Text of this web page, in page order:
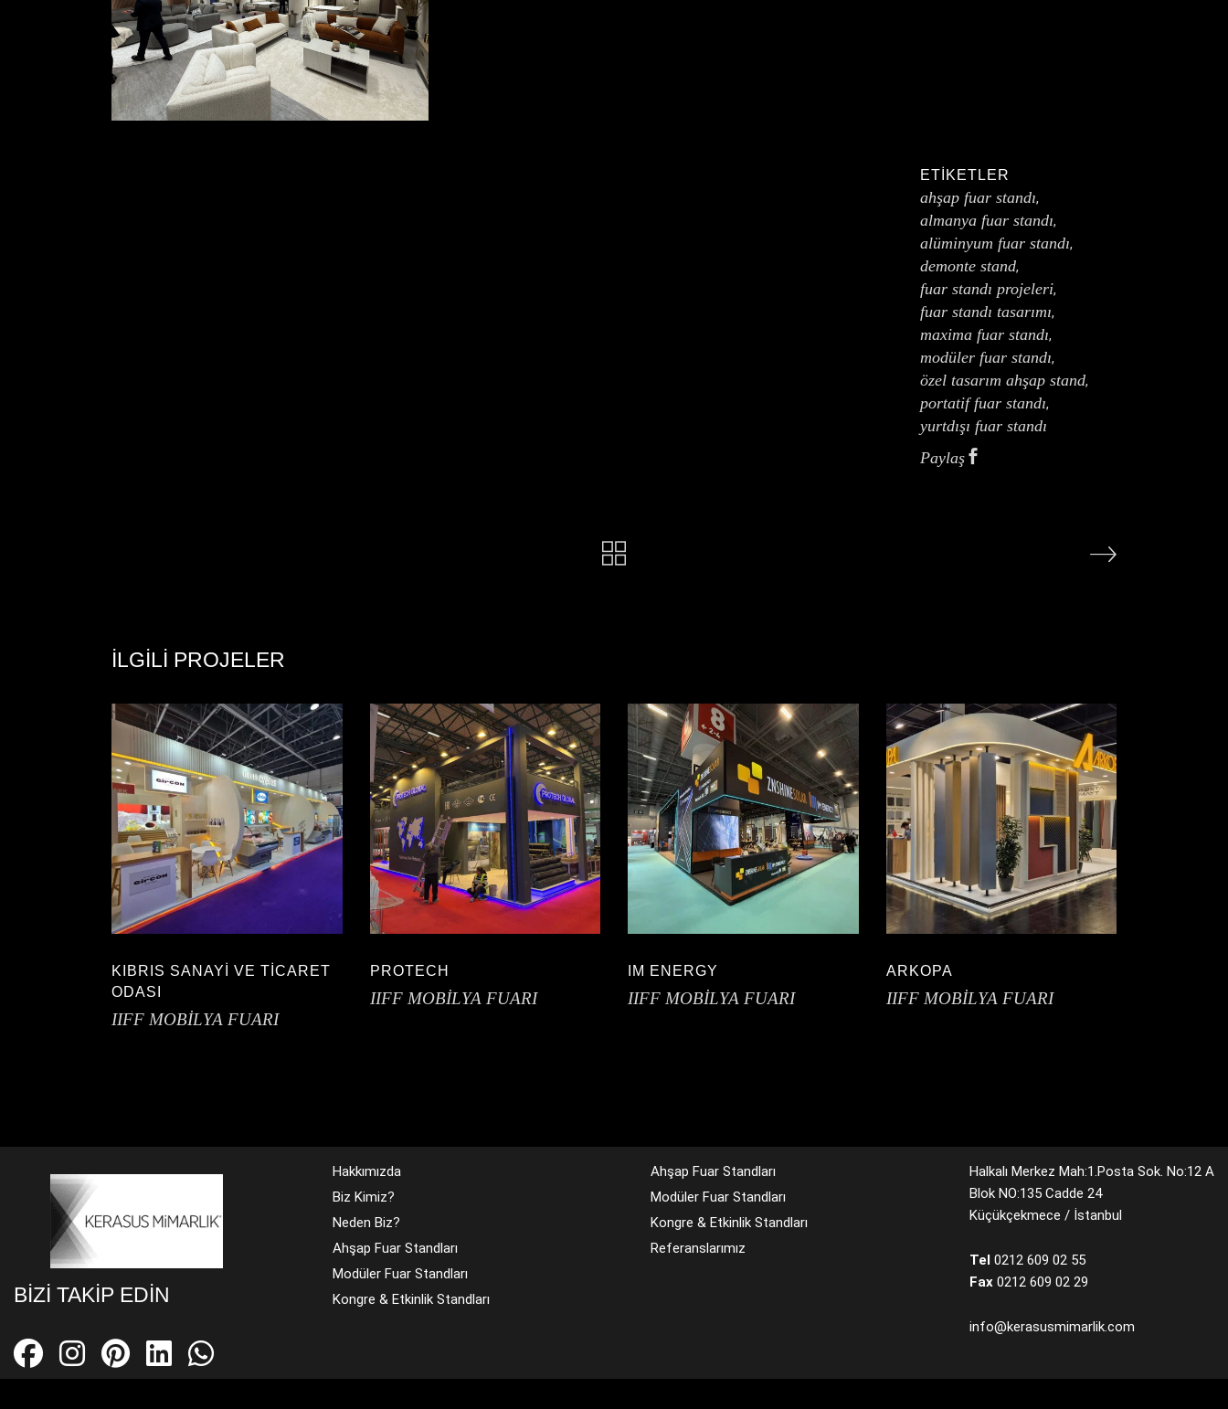
ETIKETLER
ahşap fuar standı,
almanya fuar standı,
alüminyum fuar standı,
demonte stand,
fuar standı projeleri,
fuar standı tasarımı,
maxima fuar standı,
modüler fuar standı,
özel tasarım ahşap stand,
portatif fuar standı,
yurtdışı fuar standı
Paylaş
İLGILI PROJELER
KIBRIS SANAYİ VE TİCARET
ODASI
IIFF MOBİLYA FUARI
PROTECH
IIFF MOBİLYA FUARI
IM ENERGY
IIFF MOBİLYA FUARI
ARKOPA
IIFF MOBİLYA FUARI
BIZI TAKIP EDIN
Hakkımızda
Biz Kimiz?
Neden Biz?
Ahşap Fuar Standları
Modüler Fuar Standları
Kongre & Etkinlik Standları
Ahşap Fuar Standları
Modüler Fuar Standları
Kongre & Etkinlik Standları
Referanslarımız
Halkalı Merkez Mah:1.Posta Sok. No:12 A
Blok NO:135 Cadde 24
Küçükçekmece / İstanbul
Tel0212 609 02 55
Fax0212 609 02 29
info@kerasusmimarlik.com